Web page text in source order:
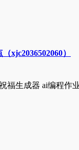
xjc2036502060）
福生成器 ai编程作